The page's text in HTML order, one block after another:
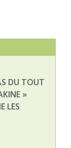
DU TOUT
»
LES